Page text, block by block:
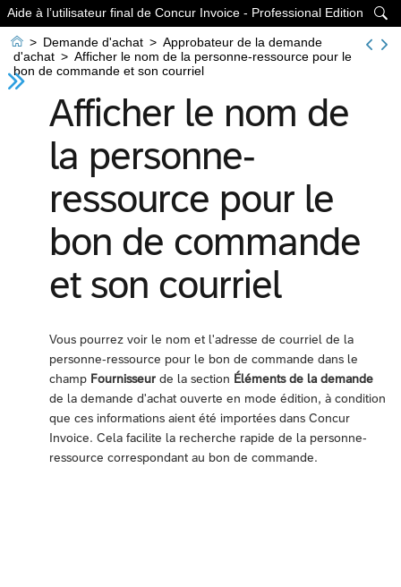

Aide à l’utilisateur final de Concur Invoice - Professional Edition
 > Demande d'achat > Approbateur de la demande
d'achat > Afficher le nom de la personne-ressource pour le
bon de commande et son courriel
Afficher le nom de
la personne-
ressource pour le
bon de commande
et son courriel
Vous pourrez voir le nom et l'adresse de courriel de la
personne-ressource pour le bon de commande dans le
champ Fournisseur de la section Éléments de la demande
de la demande d'achat ouverte en mode édition, à condition
que ces informations aient été importées dans Concur
Invoice. Cela facilite la recherche rapide de la personne-
ressource correspondant au bon de commande.